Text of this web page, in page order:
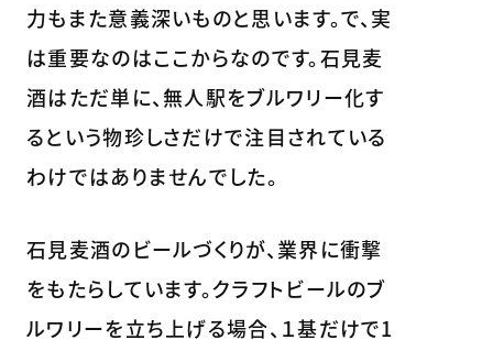
力もまた意義深いものと思います。で、実
は重要なのはここからなのです。石見麦
酒はただ単に、無人駅をブルワリー化す
るという物珍しさだけで注目されている
わけではありませんでした。
石見麦酒のビールづくりが、業界に衝撃
をもたらしています。クラフトビールのブ
ルワリーを立ち上げる場合、１基だけで1